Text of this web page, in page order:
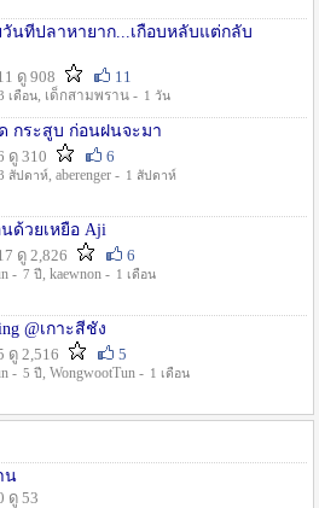
นที่ปลาหายาก...เกือบหลับแต่กลับ
ดู 908
11
เดือน, เด็กสามพราน - 1 วัน
กระสูบ ก่อนฝนจะมา
ดู 310
6
สัปดาห์, aberenger - 1 สัปดาห์
ด้วยเหยื่อ Aji
ดู 2,826
6
- 7 ปี , kaewnon - 1 เดือน
@เกาะสีชัง
ดู 2,516
5
- 5 ปี , WongwootTun - 1 เดือน
น
ดู 53